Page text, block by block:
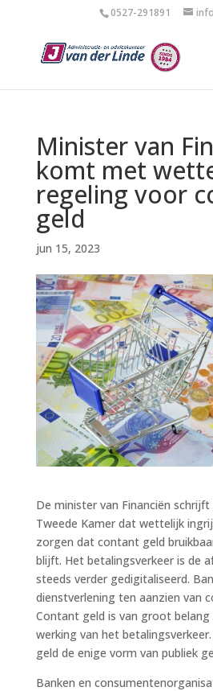
0527-291891
Minister van
komt met
regeling voor
geld
jun 15, 2023
De minister van Financiën
Tweede Kamer dat wettelijk
zorgen dat contant geld
blijft. Het betalingsverkeer is de
steeds verder gedigitaliseerd.
dienstverlening ten aanzien van
Contant geld is van groot
werking van het
geld de enige vorm van publiek
Banken en